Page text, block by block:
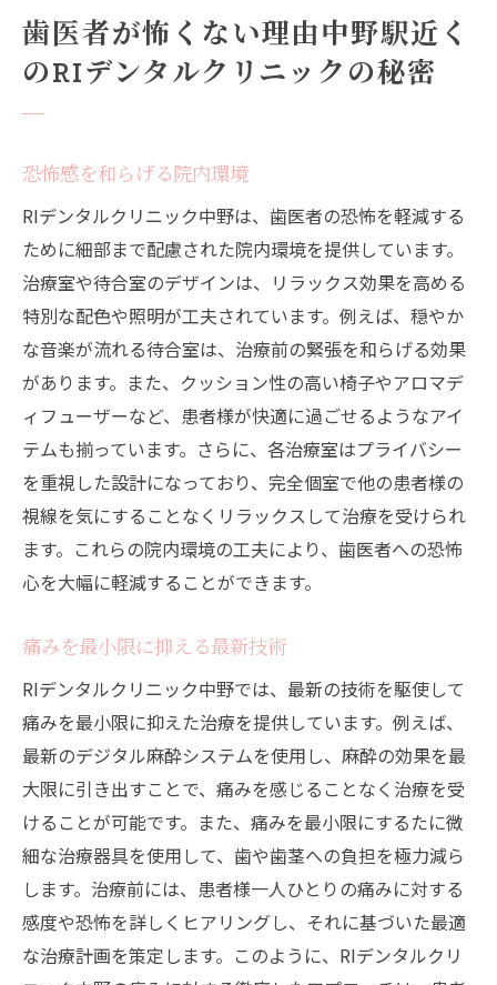
患者の声を大切にするカウンセリング
中野駅数分のRIデンタルクリニックリラックス
フレンドリーなスタッフによる対応
完全予約制で待ち時間なし
治療前のリラックス法紹介
痛みの少ない歯医者治療中野駅RIデンタルクリ
ニックのこだわり
痛みを軽減する麻酔技術
痛みの原因を突き止める精密診断
痛みを感じさせない治療法
患者の声を反映した治療計画
アフターケアでの痛み管理
ニックの魅力
患者第一主義の治療方針
院内感染対策の徹底
多くの患者からの信頼と実績
治療前後の丁寧な説明
安心して通える長期的な治療プラン
ファミリー向けの安心ケア
最新技術で怖くない歯医者中野駅のRIデンタル
クリニック
デジタル診断による精密治療
歯医者が怖くない理由中野駅近く
のRIデンタルクリニックの秘密
恐怖感を和らげる院内環境
RIデンタルクリニック中野は、歯医者の恐怖を軽減する
ために細部まで配慮された院内環境を提供しています。
治療室や待合室のデザインは、リラックス効果を高める
特別な配色や照明が工夫されています。例えば、穏やか
な音楽が流れる待合室は、治療前の緊張を和らげる効果
があります。また、クッション性の高い椅子やアロマデ
ィフューザーなど、患者様が快適に過ごせるようなアイ
テムも揃っています。さらに、各治療室はプライバシー
を重視した設計になっており、完全個室で他の患者様の
視線を気にすることなくリラックスして治療を受けられ
ます。これらの院内環境の工夫により、歯医者への恐怖
心を大幅に軽減することができます。
痛みを最小限に抑える最新技術
RIデンタルクリニック中野では、最新の技術を駆使して
痛みを最小限に抑えた治療を提供しています。例えば、
最新のデジタル麻酔システムを使用し、麻酔の効果を最
大限に引き出すことで、痛みを感じることなく治療を受
けることが可能です。また、痛みを最小限にするたに微
細な治療器具を使用して、歯や歯茎への負担を極力減ら
します。治療前には、患者様一人ひとりの痛みに対する
感度や恐怖を詳しくヒアリングし、それに基づいた最適
な治療計画を策定します。このように、RIデンタルクリ